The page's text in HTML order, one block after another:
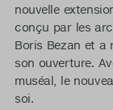
nouvelle
conçu par les
Boris Bezan et a
son ouverture.
muséal, le
soi.